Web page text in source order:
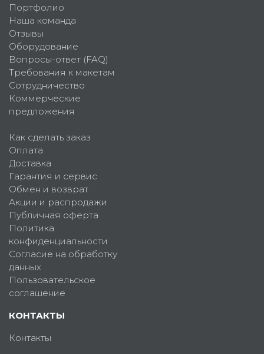
Портфолио
Наша команда
Отзывы
Оборудование
Вопросы-ответ (FAQ)
Требования к макетам
Сотрудничество
Коммерческие
предложения
Как сделать заказ
Оплата
Доставка
Гарантия и сервис
Обмен и возврат
Акции и распродажи
Публичная оферта
Политика
конфиденциальности
Согласие на обработку
данных
Пользовательское
соглашение
КОНТАКТЫ
Контакты